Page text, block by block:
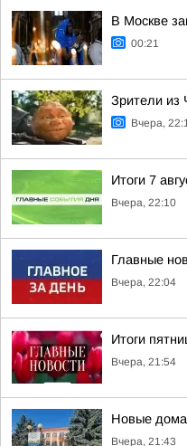
В Москве
00:21
Зрители из
Вчера,
Итоги 7
Вчера, 22:10
Главные
Вчера, 22:04
Итоги
Вчера, 21:54
Новые
Вчера, 21:43